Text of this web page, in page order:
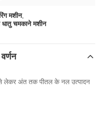
मशीन,
धातु चमकाने मशीन
से लेकर अंत तक पीतल के नल उत्पादन